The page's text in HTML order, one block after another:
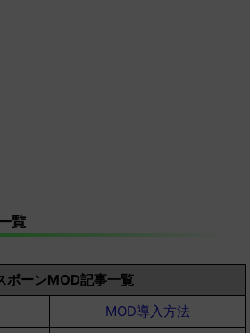
覧
ボーンMOD記事一覧
MOD導入方法